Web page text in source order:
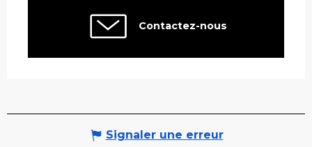
Contactez-nous
Signaler une erreur